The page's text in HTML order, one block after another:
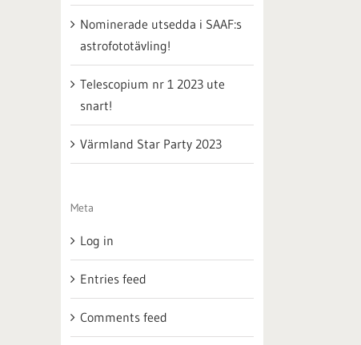
Nominerade utsedda i SAAF:s
astrofototävling!
Telescopium nr 1 2023 ute
snart!
Värmland Star Party 2023
Meta
Log in
Entries feed
Comments feed